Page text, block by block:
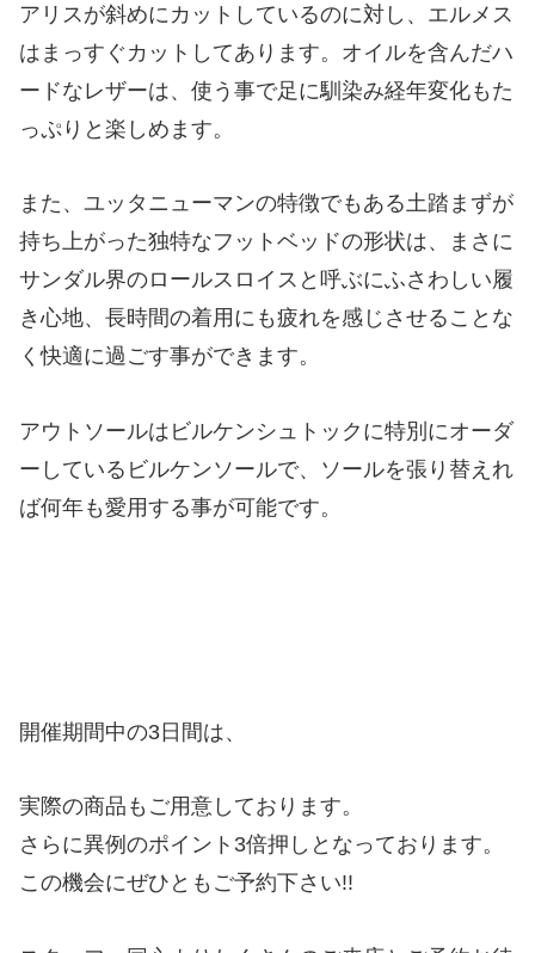
アリスが斜めにカットしているのに対し、エルメス
はまっすぐカットしてあります。オイルを含んだハ
ードなレザーは、使う事で足に馴染み経年変化もた
っぷりと楽しめます。
また、ユッタニューマンの特徴でもある土踏まずが
持ち上がった独特なフットベッドの形状は、まさに
サンダル界のロールスロイスと呼ぶにふさわしい履
き心地、長時間の着用にも疲れを感じさせることな
く快適に過ごす事ができます。
アウトソールはビルケンシュトックに特別にオーダ
ーしているビルケンソールで、ソールを張り替えれ
ば何年も愛用する事が可能です。
開催期間中の3日間は、
実際の商品もご用意しております。
さらに異例のポイント3倍押しとなっております。
この機会にぜひともご予約下さい!!